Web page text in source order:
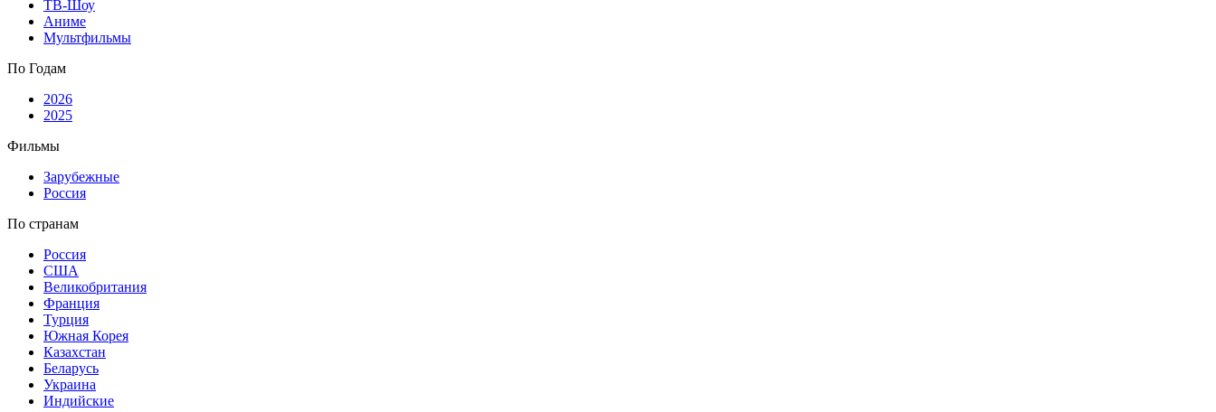
ТВ-Шоу
Аниме
Мультфильмы
По Годам
2026
2025
Фильмы
Зарубежные
Россия
По странам
Россия
США
Великобритания
Франция
Турция
Южная Корея
Казахстан
Беларусь
Украина
Индийские